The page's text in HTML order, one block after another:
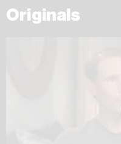
Originals